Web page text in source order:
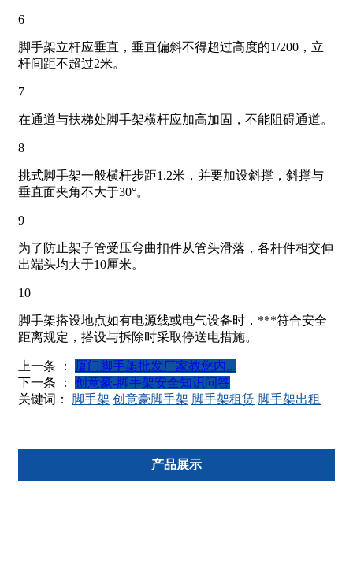
6
脚手架立杆应垂直，垂直偏斜不得超过高度的1/200，立
杆间距不超过2米。
7
在通道与扶梯处脚手架横杆应加高加固，不能阻碍通道。
8
挑式脚手架一般横杆步距1.2米，并要加设斜撑，斜撑与
垂直面夹角不大于30°。
9
为了防止架子管受压弯曲扣件从管头滑落，各杆件相交伸
出端头均大于10厘米。
10
脚手架搭设地点如有电源线或电气设备时，***符合安全
距离规定，搭设与拆除时采取停送电措施。
上一条 ：
厦门脚手架批发厂家教您内...
下一条 ：
创意豪-脚手架安全知识问答
关键词： 脚手架 创意豪脚手架 脚手架租赁 脚手架出租
产品展示